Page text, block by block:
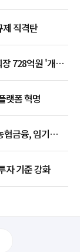
직격탄
728억원 '개인
랫폼 혁명
금융, 임기
자 기준 강화